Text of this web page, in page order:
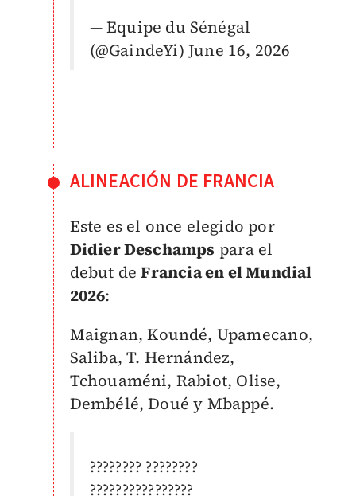
— Equipe du Sénégal
(@GaindeYi) June 16, 2026
ALINEACIÓN DE FRANCIA
Este es el once elegido por
Didier Deschamps para el
debut deFrancia en el Mundial
2026:
Maignan, Koundé, Upamecano,
Saliba, T. Hernández,
Tchouaméni, Rabiot, Olise,
Dembélé, Doué y Mbappé.
???????? ????????
????????????????